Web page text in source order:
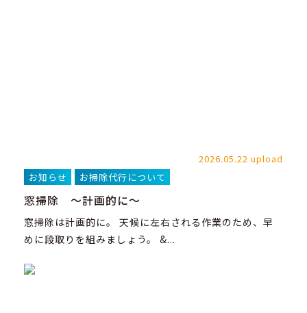
2026.05.22 upload
お知らせ
お掃除代行について
窓掃除 ～計画的に～
窓掃除は計画的に。 天候に左右される作業のため、早
めに段取りを組みましょう。 &...